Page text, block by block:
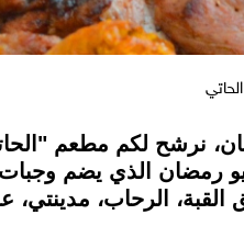
نرشح لكم مطعم
رمضان الذي يضم
الرحاب، مدينتي،